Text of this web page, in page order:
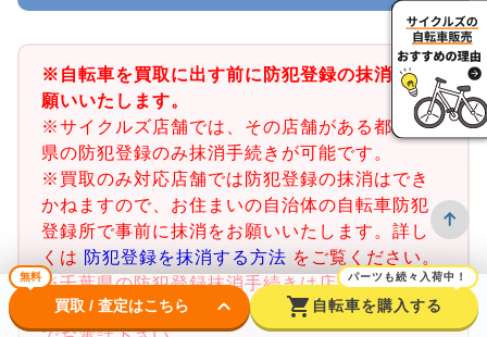
※自転車を買取に出す前に防犯登録の抹消をお
願いいたします。
※サイクルズ店舗では、その店舗がある都道府
県の防犯登録のみ抹消手続きが可能です。
※買取のみ対応店舗では防犯登録の抹消はでき
かねますので、お住まいの自治体の自転車防犯
登録所で事前に抹消をお願いいたします。詳し
くは 防犯登録を抹消する方法 をご覧ください。
※千葉県の防犯登録抹消手続きは店舗で行うこ
とができません。千葉県内の警察署又は交番ま
無料
買取 / 査定はこちら keyboard_arrow_down shopping_cart
パーツも続々入荷中！
自転車を購入する